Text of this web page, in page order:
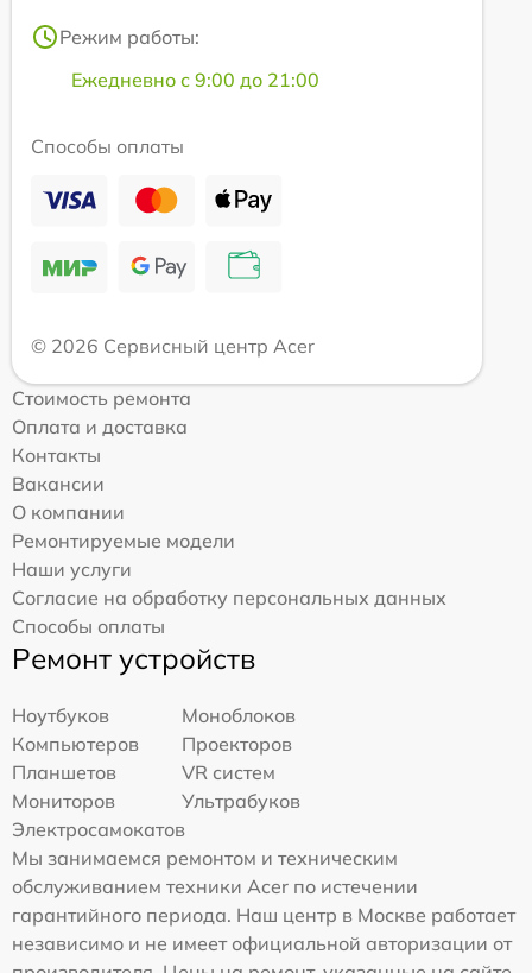
Режим работы:
Ежедневно с 9:00 до 21:00
Способы оплаты
© 2026 Сервисный центр Acer
Стоимость ремонта
Оплата и доставка
Контакты
Вакансии
О компании
Ремонтируемые модели
Наши услуги
Согласие на обработку персональных данных
Способы оплаты
Ремонт устройств
Ноутбуков
Моноблоков
Компьютеров
Проекторов
Планшетов
VR систем
Мониторов
Ультрабуков
Электросамокатов
Мы занимаемся ремонтом и техническим
обслуживанием техники Acer по истечении
гарантийного периода. Наш центр в Москве работает
независимо и не имеет официальной авторизации от